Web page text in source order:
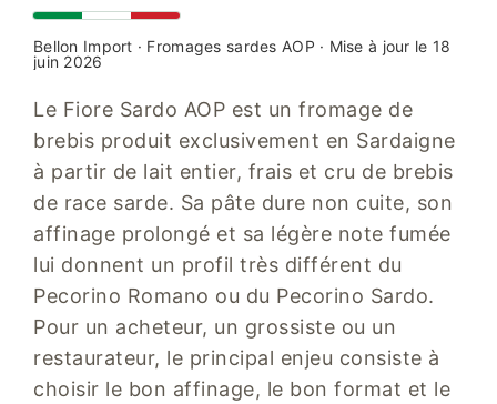
Bellon Import · Fromages sardes AOP · Mise à jour le 18
juin 2026
Le Fiore Sardo AOP est un fromage de
brebis produit exclusivement en Sardaigne
à partir de lait entier, frais et cru de brebis
de race sarde. Sa pâte dure non cuite, son
affinage prolongé et sa légère note fumée
lui donnent un profil très différent du
Pecorino Romano ou du Pecorino Sardo.
Pour un acheteur, un grossiste ou un
restaurateur, le principal enjeu consiste à
choisir le bon affinage, le bon format et le